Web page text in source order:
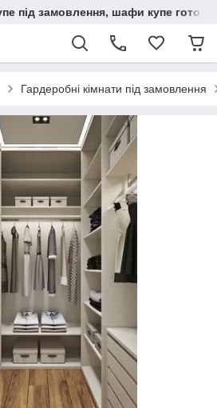
під замовлення, шафи купе готові,
Гардеробні кімнати під замовлення